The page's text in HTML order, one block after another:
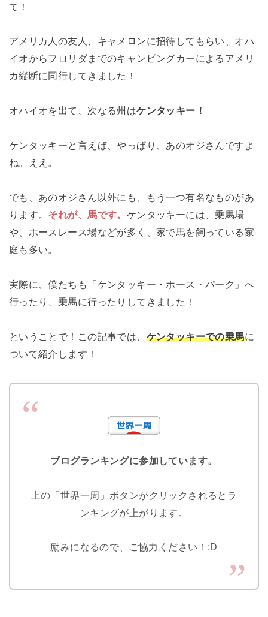
て！
アメリカ人の友人、キャメロンに招待してもらい、オハ
イオからフロリダまでのキャンピングカーによるアメリ
カ縦断に同行してきました！
オハイオを出て、次なる州はケンタッキー！
ケンタッキーと言えば、やっぱり、あのオジさんですよ
ね。ええ。
でも、あのオジさん以外にも、もう一つ有名なものがあ
ります。 それが、馬です。 ケンタッキーには、乗馬場
や、ホースレース場などが多く、家で馬を飼っている家
庭も多い。
実際に、僕たちも「ケンタッキー・ホース・パーク」へ
行ったり、乗馬に行ったりしてきました！
ということで！この記事では、 ケンタッキーでの乗馬に
ついて紹介します！
ブログランキングに参加しています。
上の「世界一周」ボタンがクリックされるとラ
ンキングが上がります。
励みになるので、ご協力ください！:D